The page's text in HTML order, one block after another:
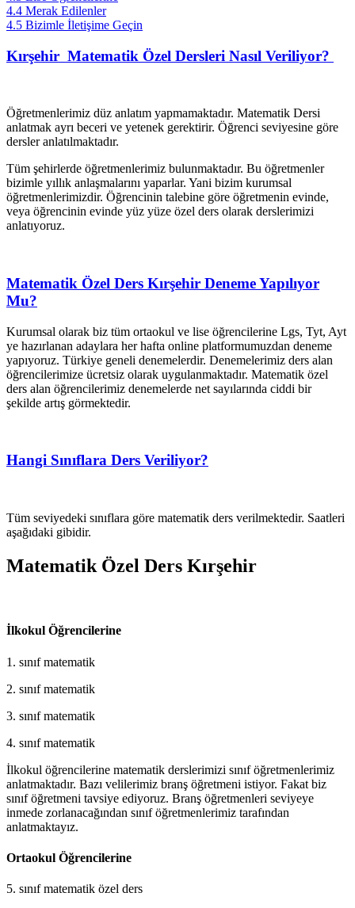
4.4 Merak Edilenler
4.5 Bizimle İletişime Geçin
Kırşehir Matematik Özel Dersleri Nasıl Veriliyor?
Öğretmenlerimiz düz anlatım yapmamaktadır. Matematik Dersi
anlatmak ayrı beceri ve yetenek gerektirir. Öğrenci seviyesine göre
dersler anlatılmaktadır.
Tüm şehirlerde öğretmenlerimiz bulunmaktadır. Bu öğretmenler
bizimle yıllık anlaşmalarını yaparlar. Yani bizim kurumsal
öğretmenlerimizdir. Öğrencinin talebine göre öğretmenin evinde,
veya öğrencinin evinde yüz yüze özel ders olarak derslerimizi
anlatıyoruz.
Matematik Özel Ders Kırşehir Deneme Yapılıyor
Mu?
Kurumsal olarak biz tüm ortaokul ve lise öğrencilerine Lgs, Tyt, Ayt
ye hazırlanan adaylara her hafta online platformumuzdan deneme
yapıyoruz. Türkiye geneli denemelerdir. Denemelerimiz ders alan
öğrencilerimize ücretsiz olarak uygulanmaktadır. Matematik özel
ders alan öğrencilerimiz denemelerde net sayılarında ciddi bir
şekilde artış görmektedir.
Hangi Sınıflara Ders Veriliyor?
Tüm seviyedeki sınıflara göre matematik ders verilmektedir. Saatleri
aşağıdaki gibidir.
Matematik Özel Ders Kırşehir
İlkokul Öğrencilerine
1. sınıf matematik
2. sınıf matematik
3. sınıf matematik
4. sınıf matematik
İlkokul öğrencilerine matematik derslerimizi sınıf öğretmenlerimiz
anlatmaktadır. Bazı velilerimiz branş öğretmeni istiyor. Fakat biz
sınıf öğretmeni tavsiye ediyoruz. Branş öğretmenleri seviyeye
inmede zorlanacağından sınıf öğretmenlerimiz tarafından
anlatmaktayız.
Ortaokul Öğrencilerine
5. sınıf matematik özel ders